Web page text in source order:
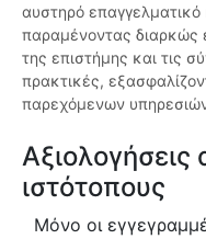
αυστηρό επαγγελματικό
παραμένοντας διαρκώς
της επιστήμης και τις
πρακτικές,
παρεχόμενων
ιστότοπους
Μόνο οι